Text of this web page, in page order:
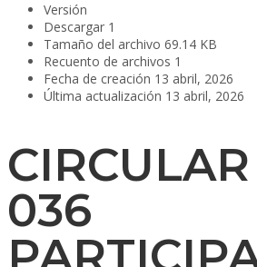
Versión
Descargar 1
Tamaño del archivo 69.14 KB
Recuento de archivos 1
Fecha de creación 13 abril, 2026
Última actualización 13 abril, 2026
036